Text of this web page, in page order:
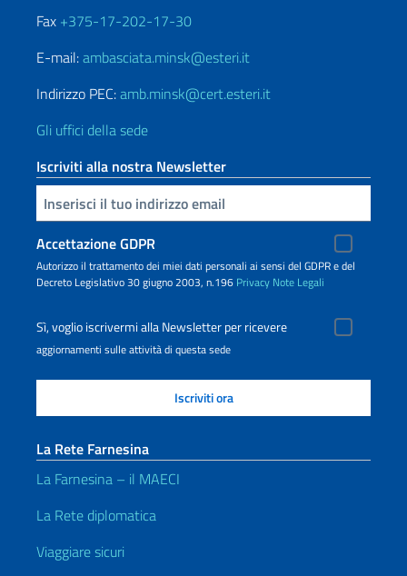
Fax +375-17-202-17-30
E-mail:ambasciata.minsk@esteri.it
Indirizzo PEC:amb.minsk@cert.esteri.it
Gli uffici della sede
Iscriviti alla nostra Newsletter
Inserisci la tua email
Accettazione GDPR
Autorizzo il trattamento dei miei dati personali ai sensi del GDPR e del
Decreto Legislativo 30 giugno 2003, n.196 Privacy Note Legali
Sì, voglio iscrivermi alla Newsletter per ricevere
aggiornamenti sulle attività di questa sede
La Rete Farnesina
La Farnesina – il MAECI
La Rete diplomatica
Viaggiare sicuri